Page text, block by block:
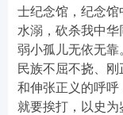
士纪念馆，纪念馆
水溺，砍杀我中华
弱小孤儿无依无
民族不屈不挠、
和伸张正义的呼
就要挨打，以史为